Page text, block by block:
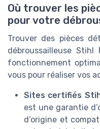
Où trouver les
pour votre
Trouver des pièces
débroussailleuse
fonctionnement
vous pour réaliser vos
Sites certifiés
est une garantie
d’origine et